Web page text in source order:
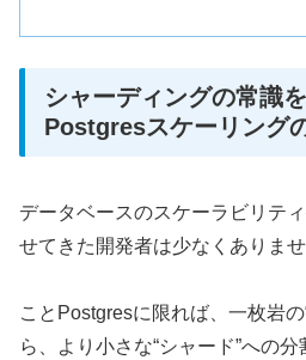
シャーディングの常識
Postgresスケーリング
データベースのスケーラビリテ
せてきた開発者は少なくありませ
ことPostgresに限れば、一枚岩
ら、より小さな“シャード”への分